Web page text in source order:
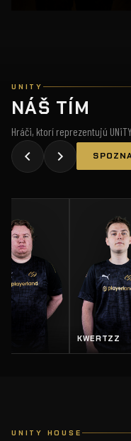
UNITY
NÁŠ TÍM
Hráči, ktorí reprezentujú
KWERTZZ
UNITY HOUSE